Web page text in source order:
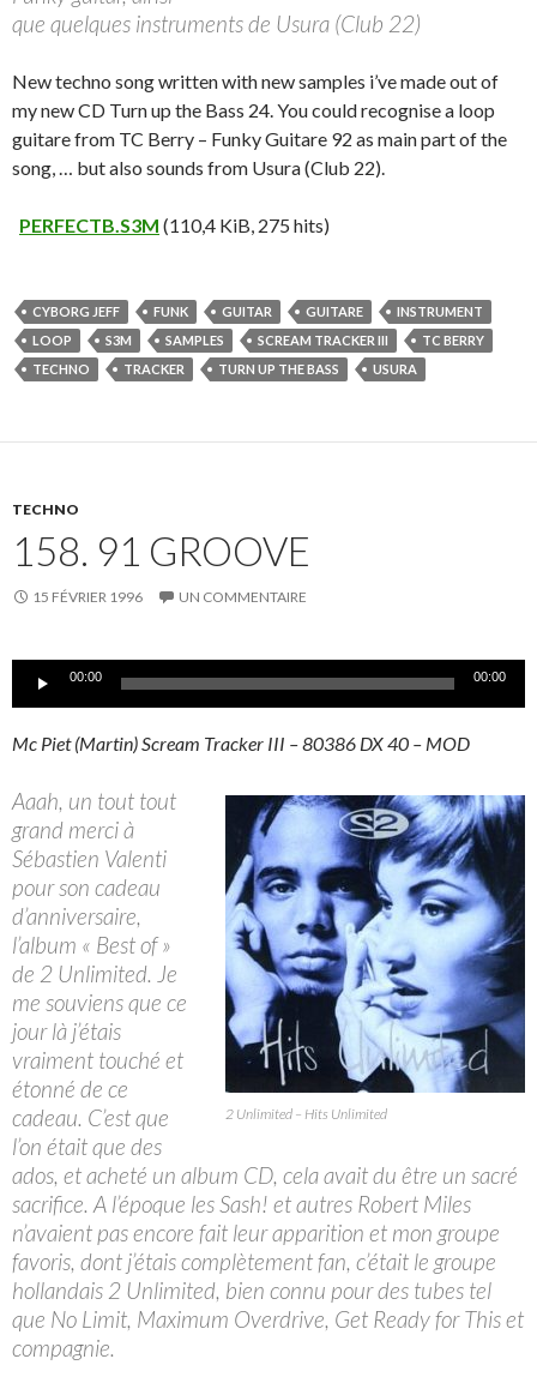
que quelques instruments de Usura (Club 22)
New techno song written with new samples i’ve made out of
my new CD Turn up the Bass 24. You could recognise a loop
guitare from TC Berry – Funky Guitare 92 as main part of the
song, … but also sounds from Usura (Club 22).
PERFECTB.S3M (110,4 KiB, 275 hits)
CYBORG JEFF FUNK GUITAR GUITARE
INSTRUMENT
LOOP
S3M SAMPLES SCREAM TRACKER III
TC BERRY
TECHNO
TRACKER TURN UP THE BASS USURA
TECHNO
158. 91 GROOVE
15 FÉVRIER 1996 UN COMMENTAIRE
Lecteur00:00 00:00
Mc Piet (Martin) Scream Tracker III – 80386 DX 40 – MOD
2 Unlimited – Hits Unlimited
Aaah, un tout tout
grand merci à
Sébastien Valenti
pour son cadeau
d’anniversaire,
l’album « Best of »
de 2 Unlimited. Je
me souviens que ce
jour là j’étais
vraiment touché et
étonné de ce
cadeau. C’est que
l’on était que des
ados, et acheté un album CD, cela avait du être un sacré
sacrifice. A l’époque les Sash! et autres Robert Miles
n’avaient pas encore fait leur apparition et mon groupe
favoris, dont j’étais complètement fan, c’était le groupe
hollandais 2 Unlimited, bien connu pour des tubes tel
que No Limit, Maximum Overdrive, Get Ready for This et
compagnie.